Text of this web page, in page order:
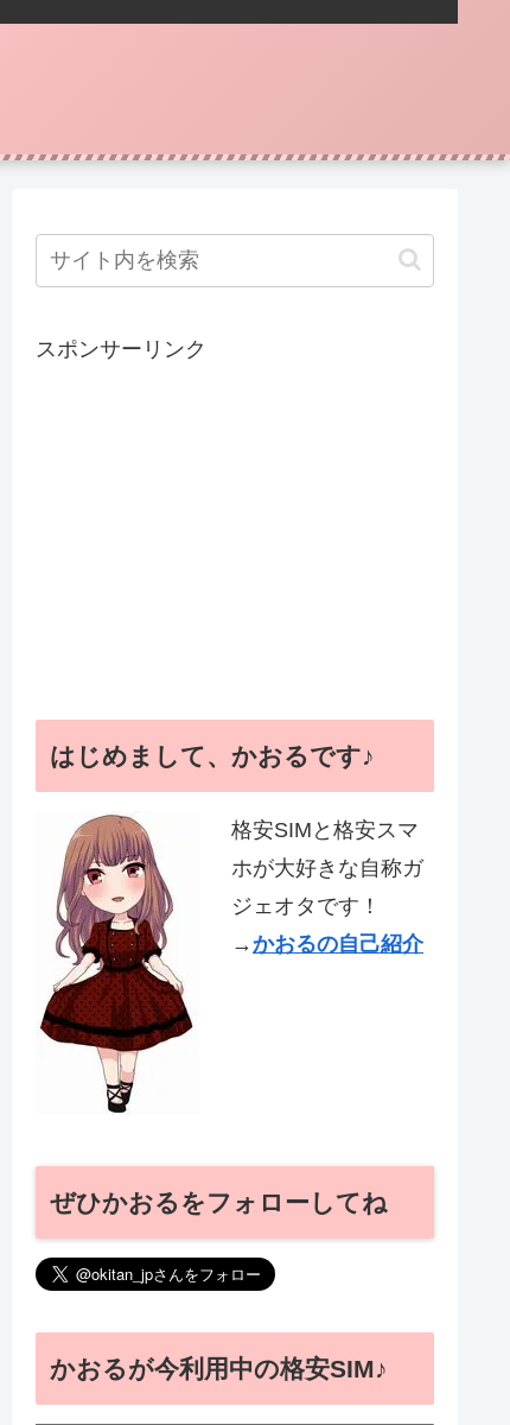
スポンサーリンク
はじめまして、かおるです♪
格安SIMと格安スマ
ホが大好きな自称ガ
ジェオタです！
→かおるの自己紹介
ぜひかおるをフォローしてね
かおるが今利用中の格安SIM♪